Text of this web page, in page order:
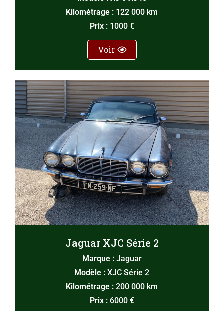
Kilométrage : 122 000 km
Prix : 1000 €
Voir
Jaguar XJC Série 2
Marque : Jaguar
Modèle : XJC Série 2
Kilométrage : 200 000 km
Prix : 6000 €